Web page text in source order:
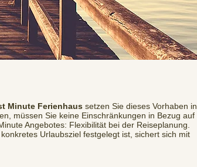
Minute Ferienhaus setzen Sie dieses Vorhaben in
müssen Sie keine Einschränkungen in Bezug auf
Angebotes: Flexibilität bei der Reiseplanung.
Urlaubsziel festgelegt ist, sichert sich mit